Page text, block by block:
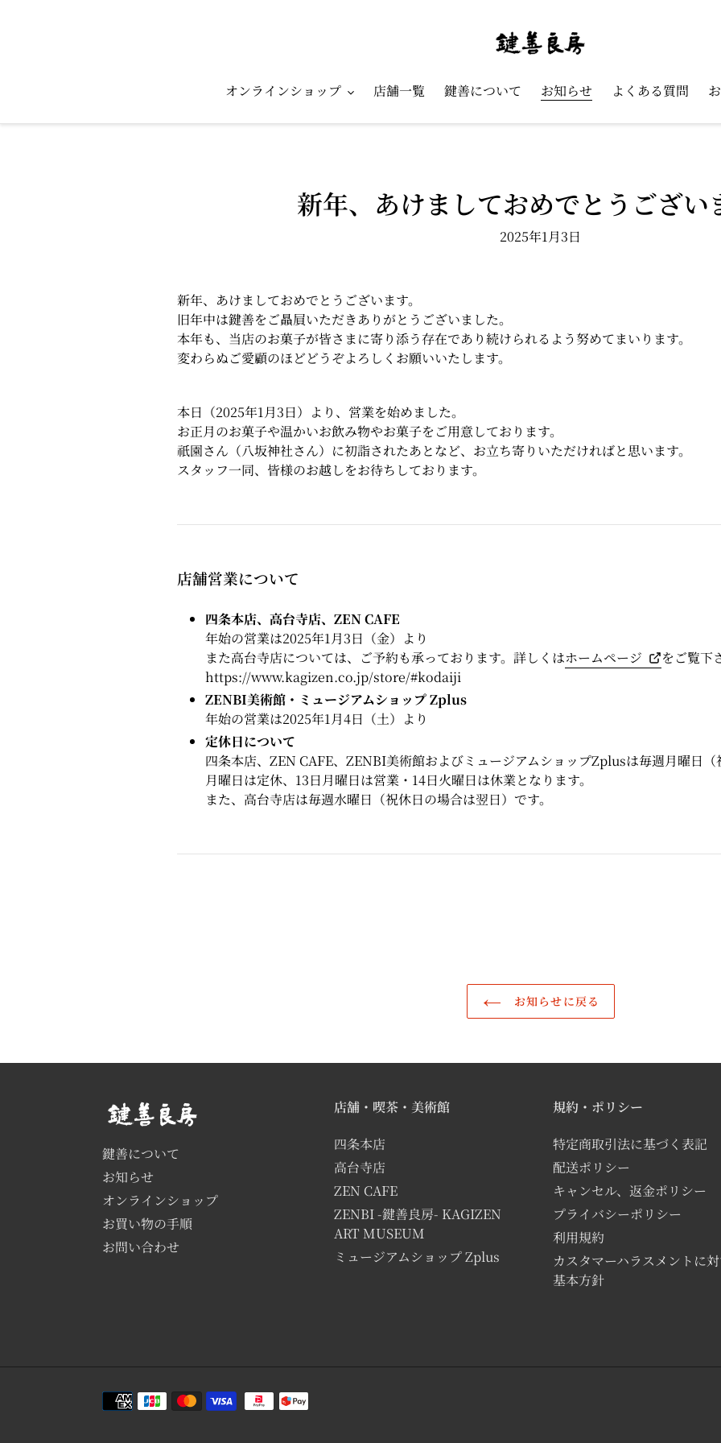
ス
オンラインショップ 店舗一覧 鍵善について お知らせ よくある質問
新年、あけましておめでとうござい
2025年1月3日
新年、あけましておめでとうございます。
旧年中は鍵善をご贔屓いただきありがとうございました。
本年も、当店のお菓子が皆さまに寄り添う存在であり続けられるよう努めてまいります。
変わらぬご愛顧のほどどうぞよろしくお願いいたします。
本日（2025年1月3日）より、営業を始めました。
お正月のお菓子や温かいお飲み物やお菓子をご用意しております。
祇園さん（八坂神社さん）に初詣されたあとなど、お立ち寄りいただければと思います。
スタッフ一同、皆様のお越しをお待ちしております。
店舗営業について
四条本店、高台寺店、ZEN CAFE
年始の営業は2025年1月3日（金）より
また高台寺店については、ご予約も承っております。詳しくはホームページ
をご覧下
https://www.kagizen.co.jp/store/#kodaiji
ZENBI美術館・ミュージアムショップ Zplus
年始の営業は2025年1月4日（土）より
定休日について
四条本店、ZEN CAFE、ZENBI美術館およびミュージアムショップZplusは毎週月曜日
月曜日は定休、13日月曜日は営業・14日火曜日は休業となります。
また、高台寺店は毎週水曜日（祝休日の場合は翌日）です。
お知らせに戻る
鍵善について
お知らせ
オンラインショップ
お買い物の手順
お問い合わせ
店舗・喫茶・美術館
四条本店
高台寺店
ZEN CAFE
ZENBI -鍵善良房- KAGIZEN
ART MUSEUM
ミュージアムショップ Zplus
規約・ポリシー
特定商取引法に基づく表記
配送ポリシー
キャンセル、返金ポリシー
プライバシーポリシー
利用規約
カスタマーハラスメントに
基本方針
決